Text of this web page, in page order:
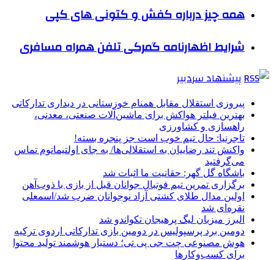
همه چیز درباره کفش و کتونی های کپی
شرایط اظهارنامه گمرکی تلفن همراه مسافری
پیشنهاد سردبیر
پیروزی استقلال مقابل همنام خوزستانی در دیداری تدارکاتی
بهترین فیلتر هواکش برای ماشین‌آلات صنعتی، معدنی،
راهسازی و کشاورزی
تاجرنیا: حال تیم خوب است جز پنجره بسته!
واکنش تند رضاییان به استقلالی‌ها/ به جای اولتیماتوم تماس
می‌گرفتید
باشگاه گل گهر: حقانیت ما اثبات شد
برگزاری تمرین تیم فوتبال جوانان قبل از بازی با ذوب‌آهن
اولین مدال طلای کشتی آزاد نوجوانان ضرب شد/اسمعلی
نقره‌ای شد
البرز میزبان لیگ پرهیجان تکواندو شد
دومین برد پرسپولیس در دومین بازی تدارکاتی اردوی ترکیه
هوش مصنوعی چت جی پی تی؛ دستیار هوشمند تولید محتوا
برای کسب‌وکارها